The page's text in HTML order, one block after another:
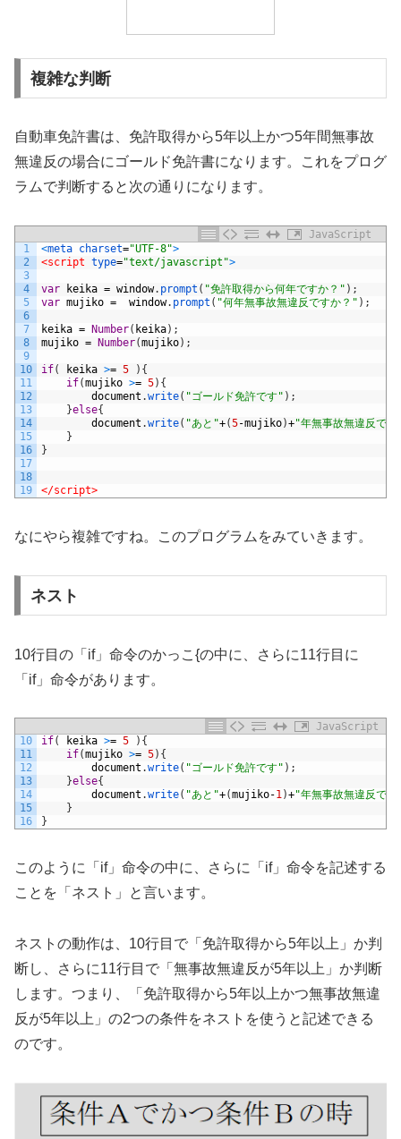
複雑な判断
自動車免許書は、免許取得から5年以上かつ5年間無事故
無違反の場合にゴールド免許書になります。これをプログ
ラムで判断すると次の通りになります。
JavaScript
1
2
3
4
5
6
7
8
9
10
11
12
13
14
15
16
17
18
19
<meta charset="UTF-8">
<script type="text/javascript">
var keika = window. prompt ( "免許取得から何年ですか？" ) ;
var mujiko = window. prompt ( "何年無事故無違反ですか？" ) ;
keika = Number( keika) ;
mujiko = Number(mujiko) ;
if( keika >= 5 ) {
if(mujiko >= 5) {
document .write( "ゴールド免許です" ) ;
}else{
document .write( "あと"+(5-mujiko)+"年無事故無違反で
}
}
</script>
なにやら複雑ですね。このプログラムをみていきます。
ネスト
10行目の「if」命令のかっこ{の中に、さらに11行目に
「if」命令があります。
JavaScript
10
11
12
13
14
15
16
if( keika >= 5 ) {
if(mujiko >= 5) {
document .write( "ゴールド免許です" ) ;
}else{
document .write( "あと"+(mujiko-1)+"年無事故無違反で
}
}
このように「if」命令の中に、さらに「if」命令を記述する
ことを「ネスト」と言います。
ネストの動作は、10行目で「免許取得から5年以上」か判
断し、さらに11行目で「無事故無違反が5年以上」か判断
します。つまり、「免許取得から5年以上かつ無事故無違
反が5年以上」の2つの条件をネストを使うと記述できる
のです。